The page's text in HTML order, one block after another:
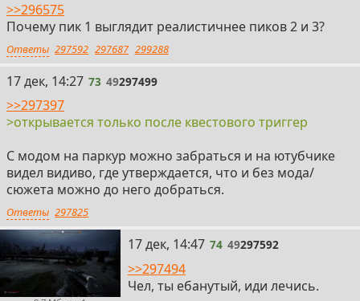
>>296575
Почему пик 1 выглядит реалистичнее пиков 2 и 3?
Ответы 297592 297687 299288
73
17 дек, 14:27 73 49297499
>>297397
>открывается только после квестового триггер
С модом на паркур можно забраться и на ютубчике
видел видиво, где утверждается, что и без мода/
сюжета можно до него добраться.
Ответы 297825
74
17 дек, 14:47 74 49297592
>>297494
Чел, ты ебанутый, иди лечись.